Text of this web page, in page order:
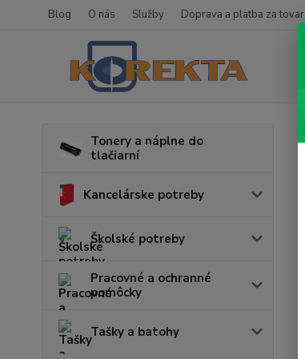
Blog O nás Služby Doprava a platba za tovar
Tonery a náplne do
tlačiarní
Kancelárske potreby
Školské potreby
Pracovné a ochranné
pomôcky
Tašky a batohy